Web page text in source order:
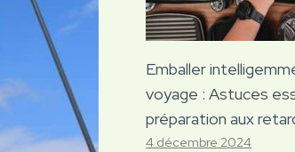
Emballer
voyage : Astuces
préparation aux
4 décembre 2024